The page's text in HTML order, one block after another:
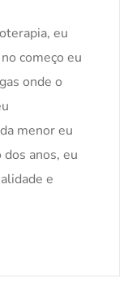
eu
começo eu
onde o
menor eu
anos, eu
e